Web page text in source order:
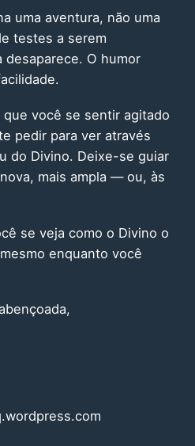
uma aventura, não uma
testes a serem
desaparece. O humor
que você se sentir agitado
pedir para ver através
do Divino. Deixe-se guiar
mais ampla — ou, às
se veja como o Divino o
enquanto você